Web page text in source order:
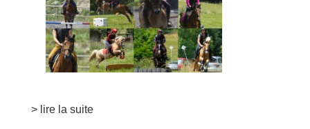
> lire la suite